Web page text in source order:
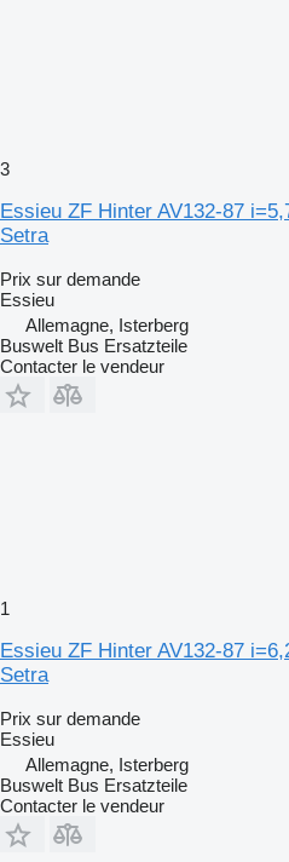
3
Essieu ZF Hinter AV132-87
Setra
Prix sur demande
Essieu
Allemagne, Isterberg
Buswelt Bus Ersatzteile
Contacter le vendeur
1
Essieu ZF Hinter AV132-87
Setra
Prix sur demande
Essieu
Allemagne, Isterberg
Buswelt Bus Ersatzteile
Contacter le vendeur